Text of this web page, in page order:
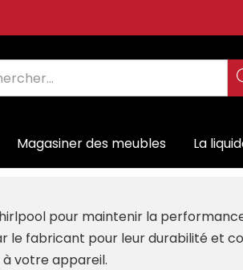
Magasiner des meubles La
pour maintenir la
le fabricant pour leur durabilité et
votre appareil.